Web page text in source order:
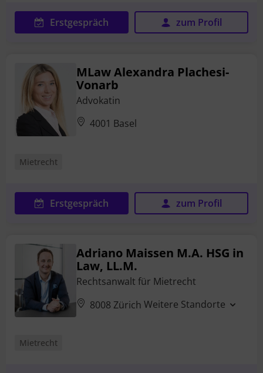
Erstgespräch zum Profil
MLaw Alexandra Plachesi-
Vonarb
Advokatin
4001 Basel
Mietrecht
Erstgespräch zum Profil
Adriano Maissen M.A. HSG in
Law, LL.M.
Rechtsanwalt für Mietrecht
8008 Zürich Weitere Standorte
Mietrecht